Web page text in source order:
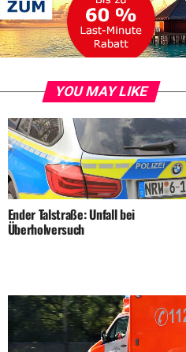
YOU MAY LIKE
Ender Talstraße: Unfall bei
Überholversuch